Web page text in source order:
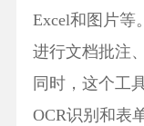
Excel和图片等
进行文档批注
同时，这个工
OCR识别和表